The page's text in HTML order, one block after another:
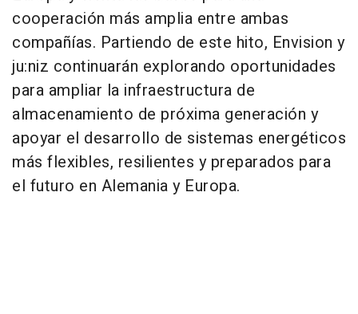
cooperación más amplia entre ambas
compañías. Partiendo de este hito, Envision y
ju:niz continuarán explorando oportunidades
para ampliar la infraestructura de
almacenamiento de próxima generación y
apoyar el desarrollo de sistemas energéticos
más flexibles, resilientes y preparados para
el futuro en Alemania y Europa.